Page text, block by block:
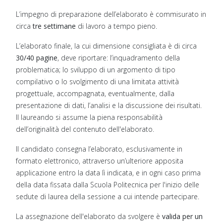
L’impegno di preparazione dell’elaborato è commisurato in
circatre settimane di lavoro a tempo pieno.
L’elaborato finale, la cui dimensione consigliata è di circa
30/40 pagine, deve riportare: l’inquadramento della
problematica; lo sviluppo di un argomento di tipo
compilativo o lo svolgimento di una limitata attività
progettuale, accompagnata, eventualmente, dalla
presentazione di dati, l’analisi e la discussione dei risultati.
Il laureando si assume la piena responsabilità
dell’originalità del contenuto dell'elaborato.
Il candidato consegna l’elaborato, esclusivamente in
formato elettronico, attraverso un’ulteriore apposita
applicazione entro la data lì indicata, e in ogni caso prima
della data fissata dalla Scuola Politecnica per l'inizio delle
sedute di laurea della sessione a cui intende partecipare.
La assegnazione dell'elaborato da svolgere è valida per un